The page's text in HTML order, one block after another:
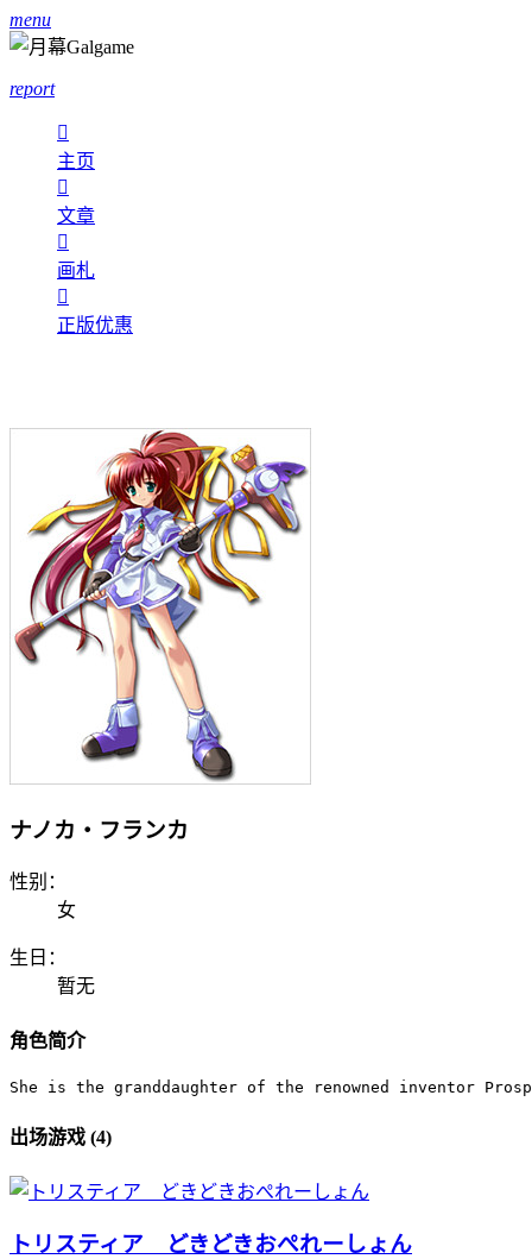
menu
report

主页

文章

画札

正版优惠
ナノカ・フランカ
性别：
女
生日：
暂无
角色简介
She is the granddaughter of the renowned inventor
出场游戏 (4)
トリスティア どきどきおぺれーしょん